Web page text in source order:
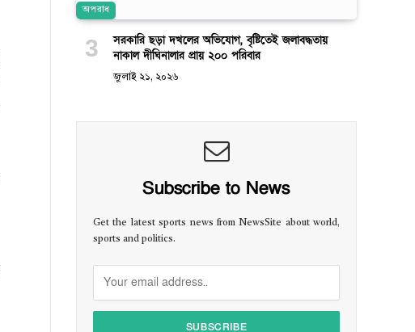
অপরাধ
সরকারি ছড়া দখলের অভিযোগ, বৃষ্টিতেই জলাবদ্ধতায়
নাকাল দীঘিনালার প্রায় ২০০ পরিবার
জুলাই ২১, ২০২৬
Subscribe to News
Get the latest sports news from NewsSite about world,
sports and politics.